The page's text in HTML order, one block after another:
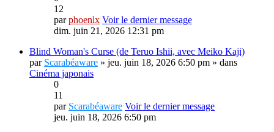
12
parphoenlx Voir le dernier message
dim. juin 21, 2026 12:31 pm
Blind Woman's Curse (de Teruo Ishii, avec Meiko Kaji)
par Scarabéaware » jeu. juin 18, 2026 6:50 pm » dans
Cinéma japonais
0
11
par Scarabéaware Voir le dernier message
jeu. juin 18, 2026 6:50 pm